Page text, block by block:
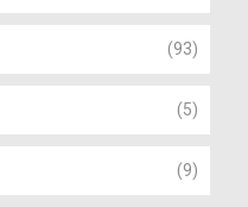
(93)
(5)
(9)